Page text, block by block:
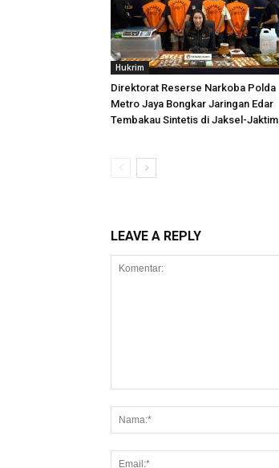
Hukrim
Direktorat Reserse Narkoba Polda
Metro Jaya Bongkar Jaringan Edar
Tembakau Sintetis di Jaksel-Jaktim
LEAVE A REPLY